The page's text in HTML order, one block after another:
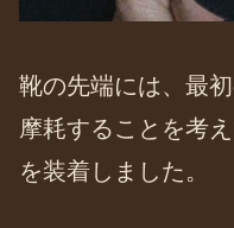
靴の先端には、最
摩耗することを考
を装着しました。